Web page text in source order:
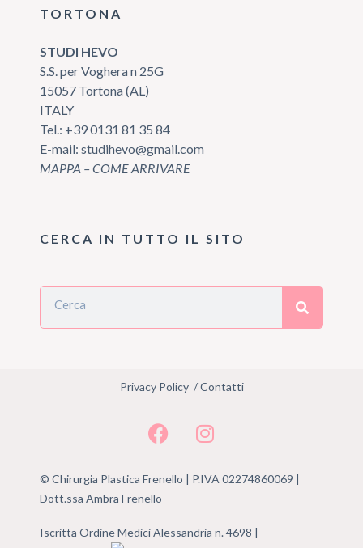
TORTONA
STUDI HEVO
S.S. per Voghera n 25G
15057 Tortona (AL)
ITALY
Tel.: +39 0131 81 35 84
E-mail: studihevo@gmail.com
MAPPA – COME ARRIVARE
CERCA IN TUTTO IL SITO
© Chirurgia Plastica Frenello | P.IVA 02274860069 |
Dott.ssa Ambra Frenello
Iscritta Ordine Medici Alessandria n. 4698 |
Privacy Policy/Contatti